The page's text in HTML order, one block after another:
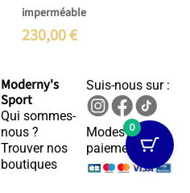
imperméable
230,00€
Moderny's
Sport
Qui sommes-
nous ?
Trouver nos
boutiques
Suis-nous sur :
Modes de
paiements :
0